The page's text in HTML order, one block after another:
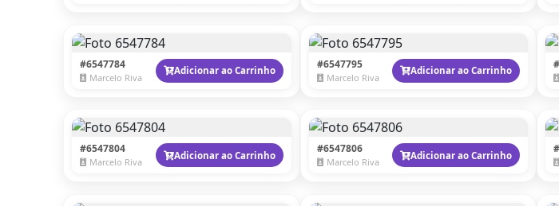
#6547784
Marcelo Riva
Adicionar ao Carrinho #6547795
Marcelo Riva
Adicionar ao Carrinho
#6547804
Marcelo Riva
Adicionar ao Carrinho #6547806
Marcelo Riva
Adicionar ao Carrinho